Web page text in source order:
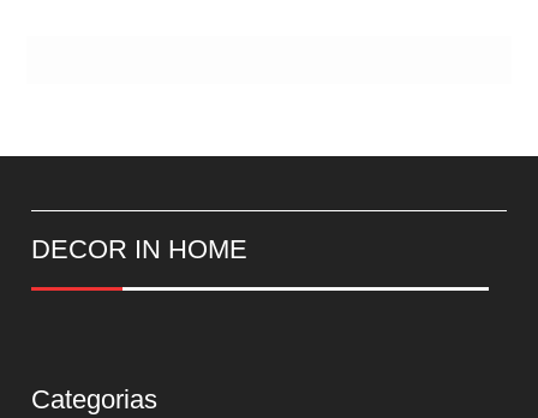
DECOR IN HOME
Categorias